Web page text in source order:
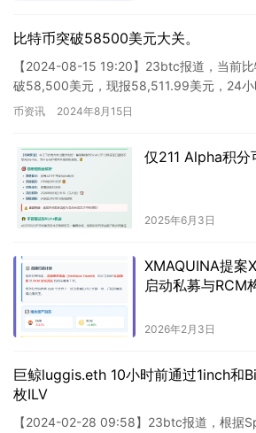
core meaning
shorter than
limit.)
比特币突破58500美元大关。
【2024-08-15 19:20】23btc报道，当前
破58,500美元，现报58,511.99美元，24小
波动剧烈，请谨慎控制风…
币资讯 2024年8月15日
仅211 Alpha积分
2025年6月3日
XMAQUINA提案
启动私募与RCM
2026年2月3日
巨鲸luggis.eth 10小时前通过1inch和
枚ILV
【2024-02-28 09:58】23btc报道，根据